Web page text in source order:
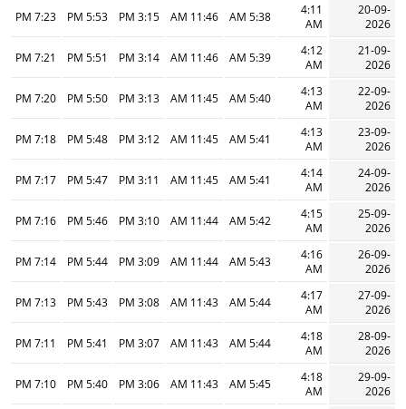
20-09-
2026
4:11
AM
5:38 AM
11:46 AM
3:15 PM
5:53 PM
7:23 PM
21-09-
2026
4:12
AM
5:39 AM
11:46 AM
3:14 PM
5:51 PM
7:21 PM
22-09-
2026
4:13
AM
5:40 AM
11:45 AM
3:13 PM
5:50 PM
7:20 PM
23-09-
2026
4:13
AM
5:41 AM
11:45 AM
3:12 PM
5:48 PM
7:18 PM
24-09-
2026
4:14
AM
5:41 AM
11:45 AM
3:11 PM
5:47 PM
7:17 PM
25-09-
2026
4:15
AM
5:42 AM
11:44 AM
3:10 PM
5:46 PM
7:16 PM
26-09-
2026
4:16
AM
5:43 AM
11:44 AM
3:09 PM
5:44 PM
7:14 PM
27-09-
2026
4:17
AM
5:44 AM
11:43 AM
3:08 PM
5:43 PM
7:13 PM
28-09-
2026
4:18
AM
5:44 AM
11:43 AM
3:07 PM
5:41 PM
7:11 PM
29-09-
2026
4:18
AM
5:45 AM
11:43 AM
3:06 PM
5:40 PM
7:10 PM